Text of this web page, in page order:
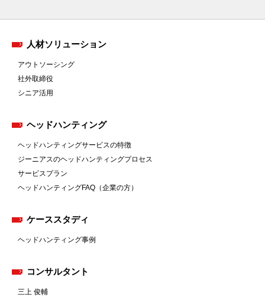
人材ソリューション
アウトソーシング
社外取締役
シニア活用
ヘッドハンティング
ヘッドハンティングサービスの特徴
ジーニアスのヘッドハンティングプロセス
サービスプラン
ヘッドハンティングFAQ（企業の方）
ケーススタディ
ヘッドハンティング事例
コンサルタント
三上 俊輔